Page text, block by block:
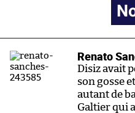
Renato
Disiz avait
son gosse
autant de
Galtier qui